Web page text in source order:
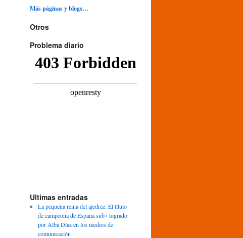
Más páginas y blogs…
Otros
Problema diario
Ultimas entradas
La pequeña reina del ajedrez: El título
de campeona de España sub7 logrado
por Alba Díaz en los medios de
comunicación